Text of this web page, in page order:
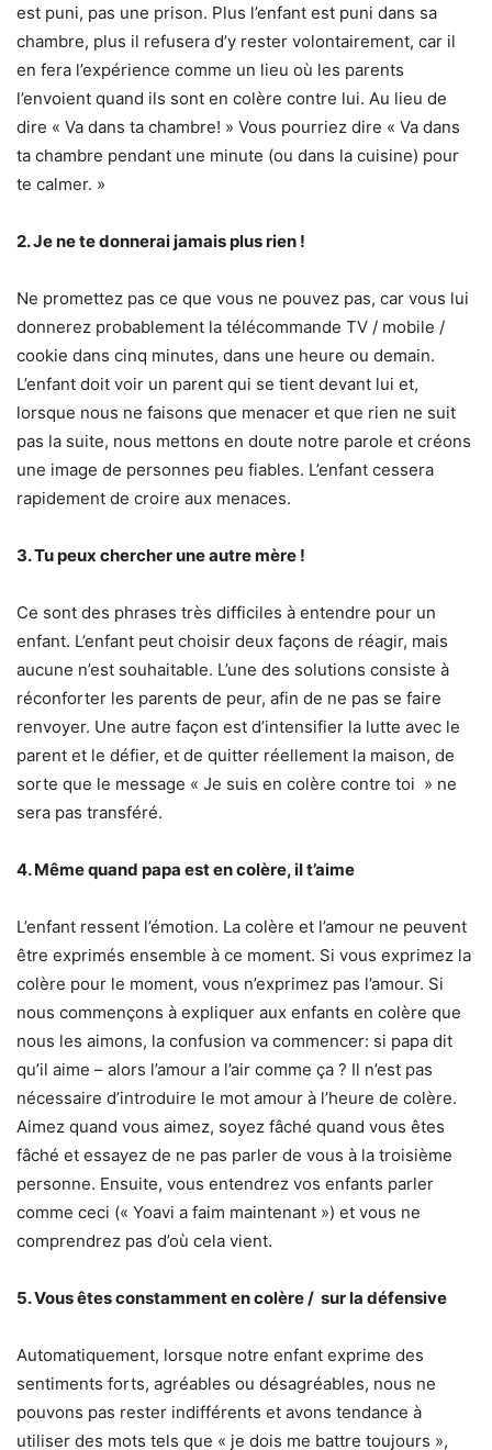
est puni, pas une prison. Plus l’enfant est puni dans sa
chambre, plus il refusera d’y rester volontairement, car il
en fera l’expérience comme un lieu où les parents
l’envoient quand ils sont en colère contre lui. Au lieu de
dire « Va dans ta chambre! » Vous pourriez dire « Va dans
ta chambre pendant une minute (ou dans la cuisine) pour
te calmer. »
2. Je ne te donnerai jamais plus rien !
Ne promettez pas ce que vous ne pouvez pas, car vous lui
donnerez probablement la télécommande TV / mobile /
cookie dans cinq minutes, dans une heure ou demain.
L’enfant doit voir un parent qui se tient devant lui et,
lorsque nous ne faisons que menacer et que rien ne suit
pas la suite, nous mettons en doute notre parole et créons
une image de personnes peu fiables. L’enfant cessera
rapidement de croire aux menaces.
3. Tu peux chercher une autre mère !
Ce sont des phrases très difficiles à entendre pour un
enfant. L’enfant peut choisir deux façons de réagir, mais
aucune n’est souhaitable. L’une des solutions consiste à
réconforter les parents de peur, afin de ne pas se faire
renvoyer. Une autre façon est d’intensifier la lutte avec le
parent et le défier, et de quitter réellement la maison, de
sorte que le message « Je suis en colère contre toi » ne
sera pas transféré.
4. Même quand papa est en colère, il t’aime
L’enfant ressent l’émotion. La colère et l’amour ne peuvent
être exprimés ensemble à ce moment. Si vous exprimez la
colère pour le moment, vous n’exprimez pas l’amour. Si
nous commençons à expliquer aux enfants en colère que
nous les aimons, la confusion va commencer: si papa dit
qu’il aime – alors l’amour a l’air comme ça ? Il n’est pas
nécessaire d’introduire le mot amour à l’heure de colère.
Aimez quand vous aimez, soyez fâché quand vous êtes
fâché et essayez de ne pas parler de vous à la troisième
personne. Ensuite, vous entendrez vos enfants parler
comme ceci (« Yoavi a faim maintenant ») et vous ne
comprendrez pas d’où cela vient.
5. Vous êtes constamment en colère / sur la défensive
Automatiquement, lorsque notre enfant exprime des
sentiments forts, agréables ou désagréables, nous ne
pouvons pas rester indifférents et avons tendance à
utiliser des mots tels que « je dois me battre toujours »,